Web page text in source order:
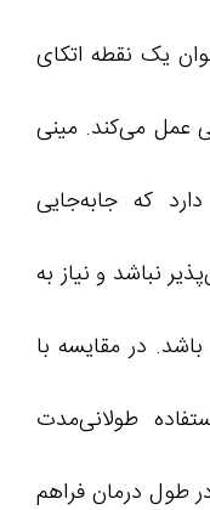
یک نقطه اتکای
عمل می‌کند. مینی
که جابه‌جایی
نباشد و نیاز به
در مقایسه با
طولانی‌مدت
طول درمان فراهم